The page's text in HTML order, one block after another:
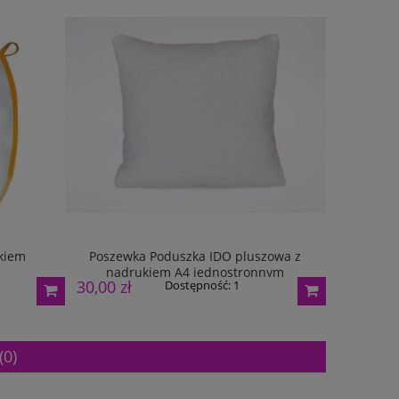
Poszewka Poduszka IDO pluszowa z
nadrukiem A4 jednostronnym
30,00 zł Dostępność: 1